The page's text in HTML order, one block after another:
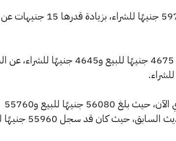
وارتفع سعر عيار 18 ليسجل 6010 جنيهًا للبيع و5975 جنيهًا للشراء، بزيادة قدرها 15 جنيهات عن
كما شهد سعر عيار 14 ارتفاعًا بقيمة 10 جنيهًا ليبلغ 4675 جنيهًا للبيع و4645
كما شهد سعر الجنيه الذهب ارتفاعًا بالسوق المصري الآن، حيث بلغ 56080 جنيهًا للبيع و55760
جنيهًا للشراء، مرتفعًا بمقدار 120 جنيهات عن